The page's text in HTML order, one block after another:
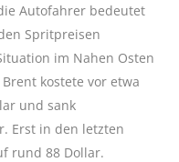
Autofahrer bedeutet
Spritpreisen
im Nahen Osten
kostete vor etwa
und sank
Erst in den letzten
rund 88 Dollar.